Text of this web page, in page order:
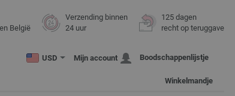
België
Verzending binnen
24 uur
125 dagen
recht op teruggave
USD Mijn account Boodschappenlijstje
Winkelmandje